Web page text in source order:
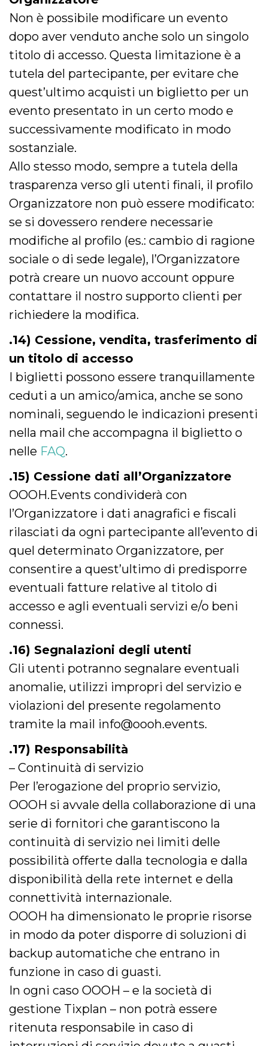
Non è possibile modificare un evento
dopo aver venduto anche solo un singolo
titolo di accesso. Questa limitazione è a
tutela del partecipante, per evitare che
quest’ultimo acquisti un biglietto per un
evento presentato in un certo modo e
successivamente modificato in modo
sostanziale.
Allo stesso modo, sempre a tutela della
trasparenza verso gli utenti finali, il profilo
Organizzatore non può essere modificato:
se si dovessero rendere necessarie
modifiche al profilo (es.: cambio di ragione
sociale o di sede legale), l’Organizzatore
potrà creare un nuovo account oppure
contattare il nostro supporto clienti per
richiedere la modifica.
.14) Cessione, vendita, trasferimento di
un titolo di accesso
I biglietti possono essere tranquillamente
ceduti a un amico/amica, anche se sono
nominali, seguendo le indicazioni presenti
nella mail che accompagna il biglietto o
nelle FAQ.
.15) Cessione dati all’Organizzatore
OOOH.Events condividerà con
l’Organizzatore i dati anagrafici e fiscali
rilasciati da ogni partecipante all’evento di
quel determinato Organizzatore, per
consentire a quest’ultimo di predisporre
eventuali fatture relative al titolo di
accesso e agli eventuali servizi e/o beni
connessi.
.16) Segnalazioni degli utenti
Gli utenti potranno segnalare eventuali
anomalie, utilizzi impropri del servizio e
violazioni del presente regolamento
tramite la mail info@oooh.events.
.17) Responsabilità
– Continuità di servizio
Per l’erogazione del proprio servizio,
OOOH si avvale della collaborazione di una
serie di fornitori che garantiscono la
continuità di servizio nei limiti delle
possibilità offerte dalla tecnologia e dalla
disponibilità della rete internet e della
connettività internazionale.
OOOH ha dimensionato le proprie risorse
in modo da poter disporre di soluzioni di
backup automatiche che entrano in
funzione in caso di guasti.
In ogni caso OOOH – e la società di
gestione Tixplan – non potrà essere
ritenuta responsabile in caso di